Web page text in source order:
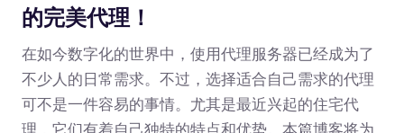
的完美代理！
在如今数字化的世界中，使用代理服务器已经成为了
不少人的日常需求。不过，选择适合自己需求的代理
可不是一件容易的事情。尤其是最近兴起的住宅代
理，它们有着自己独特的特点和优势。本篇博客将为